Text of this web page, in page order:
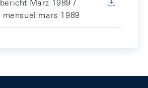
März 1989 /
mars 1989